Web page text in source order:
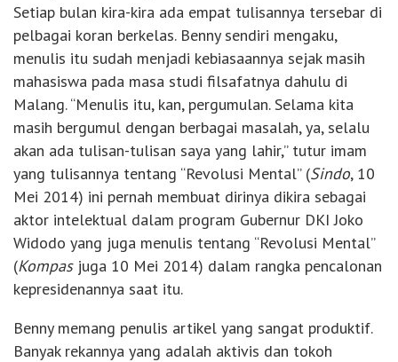
Setiap bulan kira-kira ada empat tulisannya tersebar di
pelbagai koran berkelas. Benny sendiri mengaku,
menulis itu sudah menjadi kebiasaannya sejak masih
mahasiswa pada masa studi filsafatnya dahulu di
Malang. “Menulis itu, kan, pergumulan. Selama kita
masih bergumul dengan berbagai masalah, ya, selalu
akan ada tulisan-tulisan saya yang lahir,” tutur imam
yang tulisannya tentang “Revolusi Mental” (Sindo, 10
Mei 2014) ini pernah membuat dirinya dikira sebagai
aktor intelektual dalam program Gubernur DKI Joko
Widodo yang juga menulis tentang “Revolusi Mental”
(Kompasjuga 10 Mei 2014) dalam rangka pencalonan
kepresidenannya saat itu.
Benny memang penulis artikel yang sangat produktif.
Banyak rekannya yang adalah aktivis dan tokoh